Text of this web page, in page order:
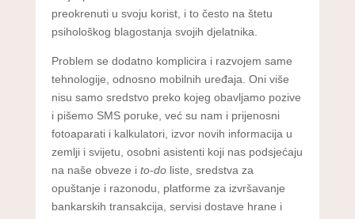
preokrenuti u svoju korist, i to često na štetu
psihološkog blagostanja svojih djelatnika.
Problem se dodatno komplicira i razvojem same
tehnologije, odnosno mobilnih uređaja. Oni više
nisu samo sredstvo preko kojeg obavljamo pozive
i pišemo SMS poruke, već su nam i prijenosni
fotoaparati i kalkulatori, izvor novih informacija u
zemlji i svijetu, osobni asistenti koji nas podsjećaju
na naše obveze i to-doliste, sredstva za
opuštanje i razonodu, platforme za izvršavanje
bankarskih transakcija, servisi dostave hrane i